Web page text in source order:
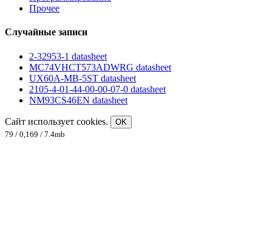
Прочее
Случайные записи
2-32953-1 datasheet
MC74VHCT573ADWRG datasheet
UX60A-MB-5ST datasheet
2105-4-01-44-00-00-07-0 datasheet
NM93CS46EN datasheet
Сайт использует cookies.
OK
79 / 0,169 / 7.4mb